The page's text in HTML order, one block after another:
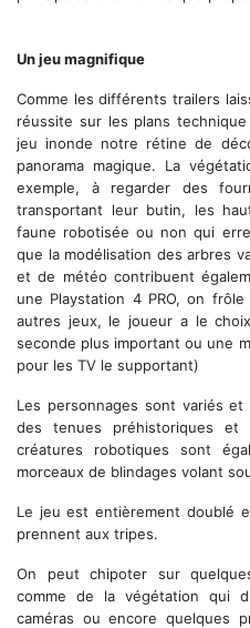
Un jeu magnifique
Comme les différents trailers
réussite sur les plans
jeu inonde notre rétine de
panorama magique. La
exemple, à regarder des
transportant leur butin, les
faune robotisée ou non qui
que la modélisation des arbres
et de météo contribuent
une Playstation 4 PRO, on
autres jeux, le joueur a le
seconde plus important ou une
pour les TV le supportant)
Les personnages sont variés
des tenues préhistoriques et
créatures robotiques sont
morceaux de blindages volant
Le jeu est entièrement doublé
prennent aux tripes.
On peut chipoter sur
comme de la végétation qui
caméras ou encore quelques